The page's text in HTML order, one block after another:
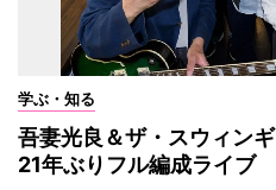
学ぶ・知る
吾妻光良＆ザ・スウィン
21年ぶりフル編成ライブ